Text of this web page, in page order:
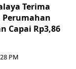
Terima
Capai Rp3,86
PM